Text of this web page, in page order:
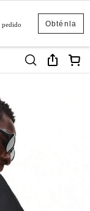
Obténla
pedido